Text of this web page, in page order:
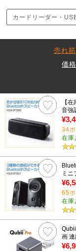
カードリーダー・
売れ
価
【
音強
34ポ
在庫
ミニ
65ポ
在庫
画